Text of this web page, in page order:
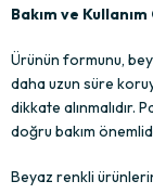
Bakım ve
Ürünün formunu,
daha uzun süre
dikkate alınmalıdır.
doğru bakım
Beyaz renkli